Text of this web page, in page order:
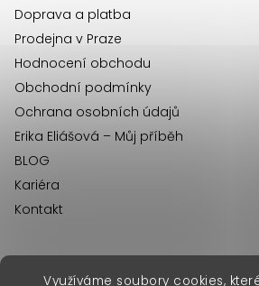
Využíváme soubory cookies,
Doprava a platba
Prodejna v Praze
Hodnocení obchodu
Obchodní podmínky
Ochrana osobních údajů
Erika Eliášová – Můj příběh
BLOG
Kariéra
Kontakt